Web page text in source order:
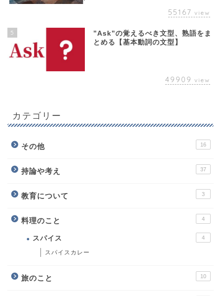
55167 view
5
”Ask”の覚えるべき文型、熟語をま
とめる【基本動詞の文型】
49909 view
カテゴリー
その他 16
持論や考え 37
教育について 3
料理のこと 4
スパイス 4
スパイスカレー
旅のこと 10